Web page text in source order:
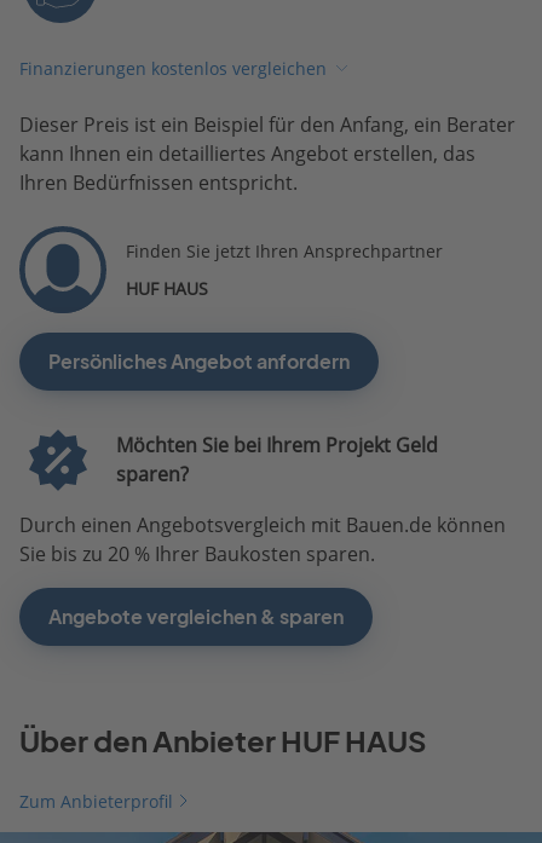
Finanzierungen kostenlos vergleichen
Dieser Preis ist ein Beispiel für den Anfang, ein Berater
kann Ihnen ein detailliertes Angebot erstellen, das
Ihren Bedürfnissen entspricht.
Finden Sie jetzt Ihren Ansprechpartner
HUF HAUS
Persönliches Angebot anfordern
Möchten Sie bei Ihrem Projekt Geld
sparen?
Durch einen Angebotsvergleich mit Bauen.de können
Sie bis zu 20 % Ihrer Baukosten sparen.
Angebote vergleichen & sparen
Über den Anbieter HUF HAUS
Zum Anbieterprofil